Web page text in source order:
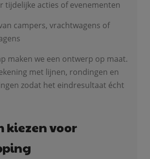
tijdelijke acties of evenementen
campers, vrachtwagens of
maken we een ontwerp op maat.
met lijnen, rondingen en
zodat het eindresultaat écht
kiezen voor